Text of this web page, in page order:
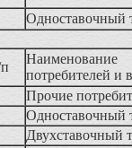
Одноставочный
потребителей и
Прочие
Одноставочный
Двухставочный